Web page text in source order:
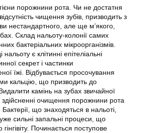
порожнини рота. Чи не достатня
відсутність чищення зубів, призводить з
нестандартного, але ще м’якого,
Склад нальоту-колонії самих
бактеріальних мікроорганізмів.
є клітинні епітеліальні
секрет і частинки
їжі. Відбувається просочування
кальцію, що призводить до
камінь на зубах звичайної
очищення порожнини рота
що знаходяться в нальоті,
сильні запальні процеси, що
Починається поступове